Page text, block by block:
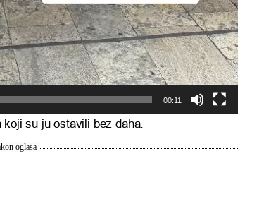
00:11
koji su ju ostavili bez daha.
oglasa